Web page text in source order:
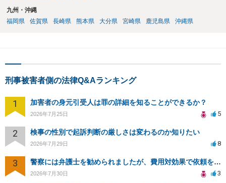
九州・沖縄
福岡県
佐賀県 長崎県 熊本県 大分県 宮崎県 鹿児島県 沖縄県
刑事被害者側の法律Q&Aランキング
1 加害者の身元引受人は罪の詳細を知ることができるか？
2026年7月25日 5
2 検事の性別で起訴判断の厳しさは変わるのか知りたい
2026年7月29日 8
3 警察には弁護士を勧められましたが、費用対効果で依頼をすることを躊躇しています。
2026年7月30日 3